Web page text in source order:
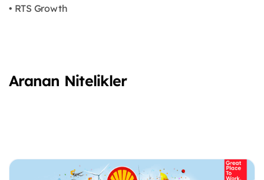
• RTS Growth
Aranan Nitelikler